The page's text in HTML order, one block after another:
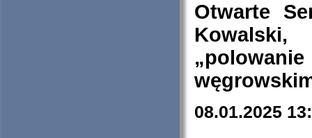
Otwarte
08.01.2025